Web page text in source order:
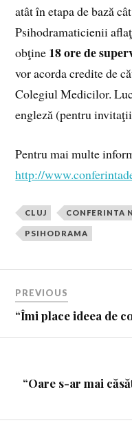
atât în etapa de bază
Psihodramaticienii
obţine 18 ore de
vor acorda credite de
Colegiul Medicilor.
engleză (pentru
Pentru mai multe
http://
CLUJ CONFERINTA
PSIHODRAMA
PREVIOUS
“Îmi place ideea de
“Oare s-ar mai